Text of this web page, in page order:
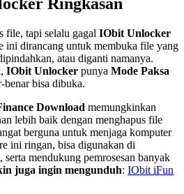
file, tapi selalu gagal IObit Unlocker
ini dirancang untuk membuka file yang
atau diganti namanya.
IObit Unlocker punya Mode Paksa
benar bisa dibuka.
Download memungkinkan
lebih baik dengan menghapus file
berguna untuk menjaga komputer
ini ringan, bisa digunakan di
, serta mendukung pemrosesan banyak
juga ingin mengunduh: IObit iFun